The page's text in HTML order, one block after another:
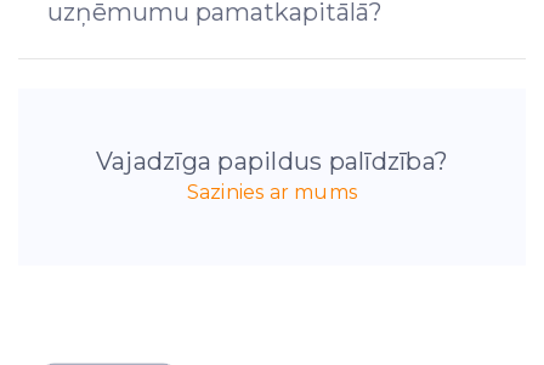
uzņēmumu pamatkapitālā?
Vajadzīga papildus palīdzība?
Sazinies ar mums